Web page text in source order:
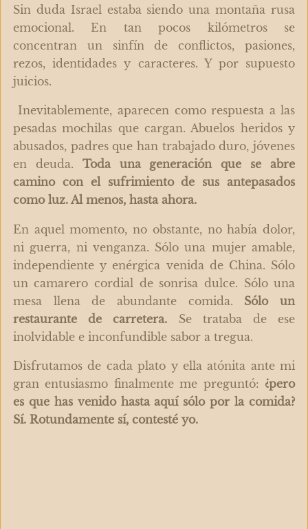
Sin duda Israel estaba siendo una montaña rusa
emocional. En tan pocos kilómetros se
concentran un sinfín de conflictos, pasiones,
rezos, identidades y caracteres. Y por supuesto
juicios.
Inevitablemente, aparecen como respuesta a las
pesadas mochilas que cargan. Abuelos heridos y
abusados, padres que han trabajado duro, jóvenes
en deuda. Toda una generación que se abre
camino con el sufrimiento de sus antepasados
como luz. Al menos, hasta ahora.
En aquel momento, no obstante, no había dolor,
ni guerra, ni venganza. Sólo una mujer amable,
independiente y enérgica venida de China. Sólo
un camarero cordial de sonrisa dulce. Sólo una
mesa llena de abundante comida. Sólo un
restaurante de carretera. Se trataba de ese
inolvidable e inconfundible sabor a tregua.
Disfrutamos de cada plato y ella atónita ante mi
gran entusiasmo finalmente me preguntó: ¿pero
es que has venido hasta aquí sólo por la comida?
Sí. Rotundamente sí, contesté yo.